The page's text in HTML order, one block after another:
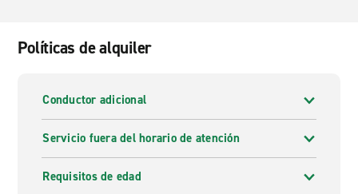
Políticas de alquiler
Conductor adicional
Servicio fuera del horario de atención
Requisitos de edad